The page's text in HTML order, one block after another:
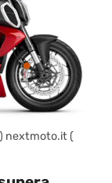
nextmoto.it (